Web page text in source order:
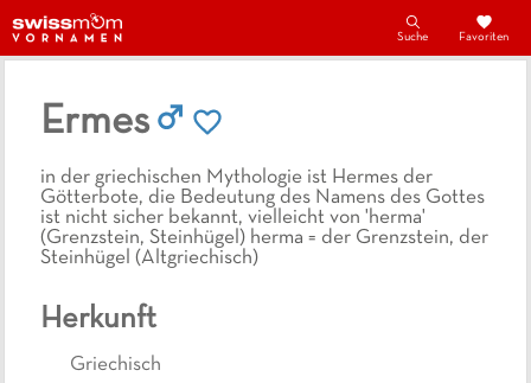
Suche Favoriten
Ermes
in der griechischen Mythologie ist Hermes der
Götterbote, die Bedeutung des Namens des Gottes
ist nicht sicher bekannt, vielleicht von 'herma'
(Grenzstein, Steinhügel) herma = der Grenzstein, der
Steinhügel (Altgriechisch)
Herkunft
Griechisch